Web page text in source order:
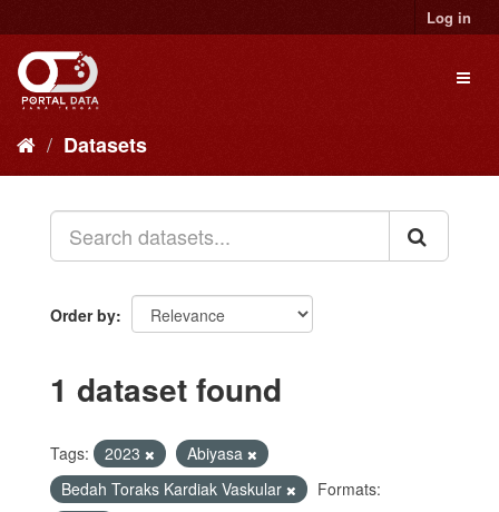
to
content
Log in
Datasets
Order by
1 dataset found
Tags: 2023
Abiyasa
Bedah Toraks Kardiak Vaskular
Formats: